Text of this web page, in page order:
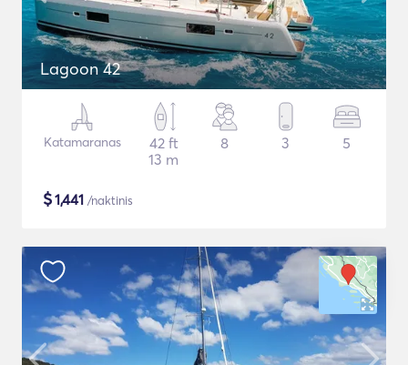
Lagoon 42
Katamaranas
42 ft
13 m
8 3 5
$1,441 /naktinis